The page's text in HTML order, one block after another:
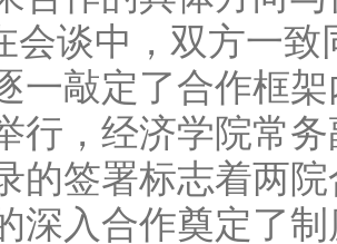
会谈中，双方一
一敲定了合作框
行，经济学院常
的签署标志着两
深入合作奠定了